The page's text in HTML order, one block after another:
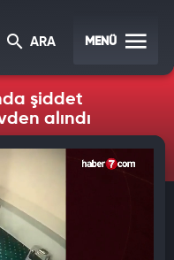
ARA MENÜ
şiddet
alındı